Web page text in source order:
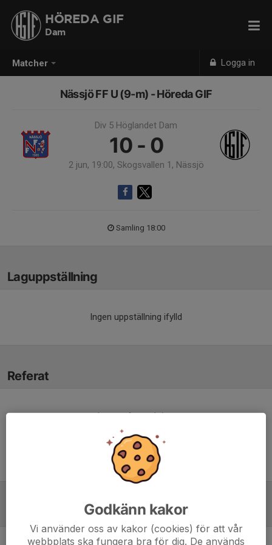
Matcher Logga in
HÖREDA GIF
Dam
Nässjö FF U (9-m) - Höreda GIF
Div 5 Höglandet Dam
10 - 0
2 jun, 19:00, Skogsvallen 1, Nässjö
Samling 18:00
Laguppställning
Ingen uppställning ifylld
Referat
Inget referat skrivet
Godkänn kakor
Vi använder oss av kakor (cookies) för att vår
webbplats ska fungera bra för dig. De används